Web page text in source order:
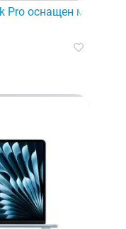
и
Pro оснащен